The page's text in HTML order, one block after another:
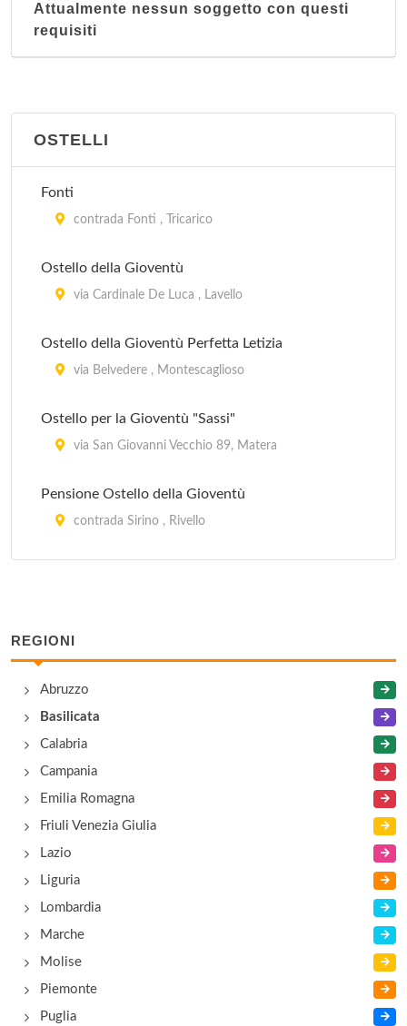
Attualmente nessun soggetto con questi
requisiti
OSTELLI
Fonti
contrada Fonti , Tricarico
Ostello della Gioventù
via Cardinale De Luca , Lavello
Ostello della Gioventù Perfetta Letizia
via Belvedere , Montescaglioso
Ostello per la Gioventù "Sassi"
via San Giovanni Vecchio 89, Matera
Pensione Ostello della Gioventù
contrada Sirino , Rivello
REGIONI
Abruzzo
Basilicata
Calabria
Campania
Emilia Romagna
Friuli Venezia Giulia
Lazio
Liguria
Lombardia
Marche
Molise
Piemonte
Puglia